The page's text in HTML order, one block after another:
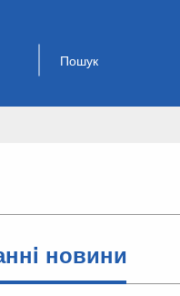
новини